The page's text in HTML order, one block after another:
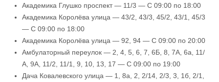
Академика Глушко проспект — 11/3 — С 09:00 по 18:00
Академика Королёва улица — 43/2, 43/3, 45/2, 43/1, 45/3
— С 09:00 по 18:00
Академика Королёва улица — 92, 94 — С 09:00 по 20:00
Амбулаторный переулок — 2, 4, 5, 6, 7, 6Б, 8, 7А, 6а, 11/
А, 9А, 11/2, 11/1, 9, 10, 13, 17 — С 09:00 по 19:00
Дача Ковалевского улица — 1, 8а, 2, 2/14, 2/3, 3, 1б, 2/1,